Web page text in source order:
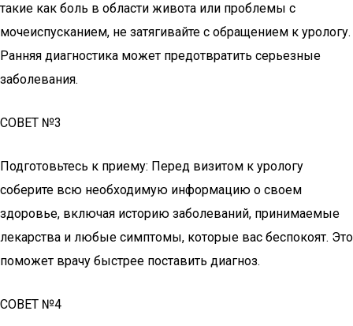
такие как боль в области живота или проблемы с
мочеиспусканием, не затягивайте с обращением к урологу.
Ранняя диагностика может предотвратить серьезные
заболевания.
СОВЕТ №3
Подготовьтесь к приему: Перед визитом к урологу
соберите всю необходимую информацию о своем
здоровье, включая историю заболеваний, принимаемые
лекарства и любые симптомы, которые вас беспокоят. Это
поможет врачу быстрее поставить диагноз.
СОВЕТ №4